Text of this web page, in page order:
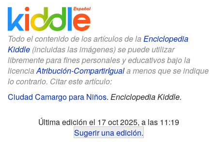
Todo el contenido de los artículos de la Enciclopedia
Kiddle (incluidas las imágenes) se puede utilizar
libremente para fines personales y educativos bajo la
licenciaAtribución-CompartirIguala menos que se indique
lo contrario. Citar este artículo:
Ciudad Camargo para Niños. Enciclopedia Kiddle.
Última edición el 17 oct 2025, a las 11:19
Sugerir una edición.